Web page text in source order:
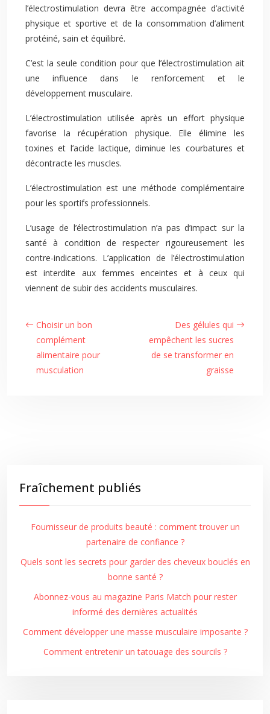
l’électrostimulation devra être accompagnée d’activité
physique et sportive et de la consommation d’aliment
protéiné, sain et équilibré.
C’est la seule condition pour que l’électrostimulation ait
une influence dans le renforcement et le
développement musculaire.
L’électrostimulation utilisée après un effort physique
favorise la récupération physique. Elle élimine les
toxines et l’acide lactique, diminue les courbatures et
décontracte les muscles.
L’électrostimulation est une méthode complémentaire
pour les sportifs professionnels.
L’usage de l’électrostimulation n’a pas d’impact sur la
santé à condition de respecter rigoureusement les
contre-indications. L’application de l’électrostimulation
est interdite aux femmes enceintes et à ceux qui
viennent de subir des accidents musculaires.
Choisir un bon
complément
alimentaire pour
musculation
Des gélules qui
empêchent les sucres
de se transformer en
graisse
Fraîchement publiés
Fournisseur de produits beauté : comment trouver un
partenaire de confiance ?
Quels sont les secrets pour garder des cheveux bouclés en
bonne santé ?
Abonnez-vous au magazine Paris Match pour rester
informé des dernières actualités
Comment développer une masse musculaire imposante ?
Comment entretenir un tatouage des sourcils ?